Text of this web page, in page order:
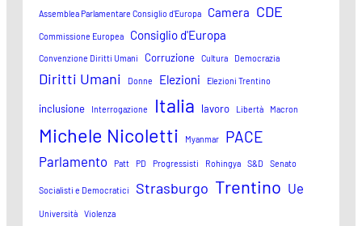
Assemblea Parlamentare Consiglio d'Europa Camera CDE
Commissione Europea Consiglio d'Europa
Convenzione Diritti Umani Corruzione Cultura Democrazia
Diritti Umani Donne Elezioni Elezioni Trentino
inclusione Interrogazione Italia lavoro Libertà Macron
Michele Nicoletti Myanmar PACE
Parlamento Patt PD Progressisti Rohingya S&D Senato
Socialisti e Democratici Strasburgo Trentino Ue
Università Violenza